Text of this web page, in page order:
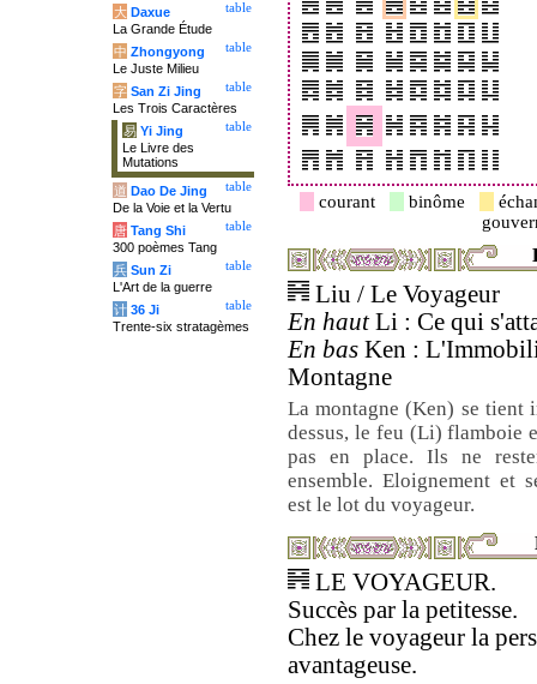
courant binôme
Liu / Le Voyageur
En hautLi : Ce qui
En bas Ken :
Montagne
La montagne (Ken) se tient
dessus, le feu (Li) flamboie
pas en place. Ils ne
ensemble. Eloignement et
est le lot du voyageur.
LE VOYAGEUR.
Succès par la petitesse.
Chez le voyageur la
avantageuse.
table
大 Daxue
La Grande Étude
table
中 Zhongyong
Le Juste Milieu
table
字 San Zi Jing
Les Trois Caractères
table
易 Yi Jing
Le Livre des
Mutations
table
道 Dao De Jing
De la Voie et la Vertu
table
唐 Tang Shi
300 poèmes Tang
table
兵 Sun Zi
L'Art de la guerre
table
计 36 Ji
Trente-six stratagèmes